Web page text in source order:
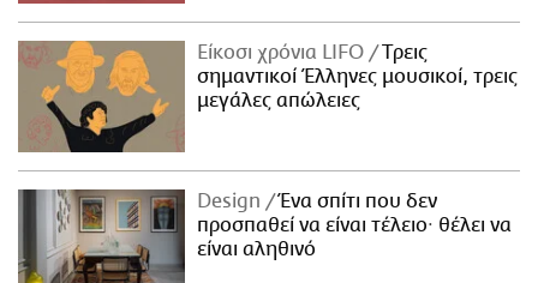
Είκοσι χρόνια LIFO
Tρεις
σημαντικοί Έλληνες μουσικοί, τρεις
μεγάλες απώλειες
Design
Ένα σπίτι που δεν
προσπαθεί να είναι τέλειο· θέλει να
είναι αληθινό